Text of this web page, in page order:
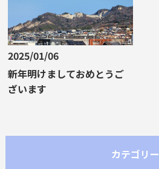
2025/01/06
新年明けましておめとうご
ざいます
カテゴリー